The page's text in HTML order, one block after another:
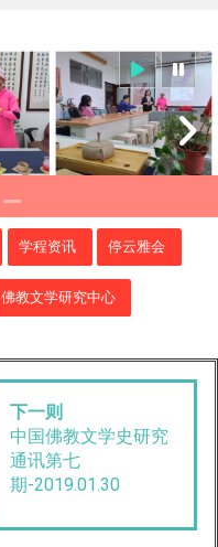
学程资讯 停云雅会
佛教文学研究中心
下一则
中国佛教文学史研究
通讯第七
期-2019.01.30